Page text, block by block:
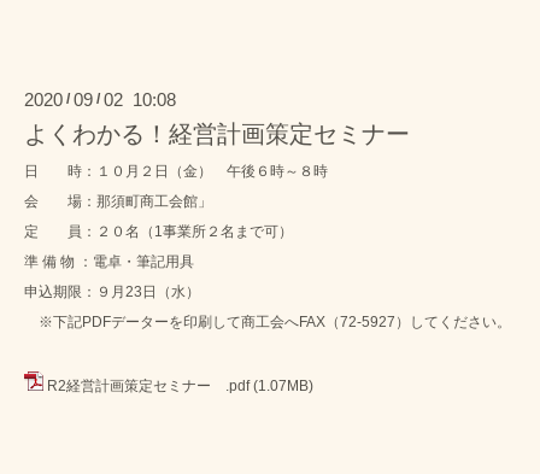
2020 / 09 / 02 10:08
よくわかる！経営計画策定セミナー
日 時：１０月２日（金） 午後６時～８時
会 場：那須町商工会館」
定 員：２０名（1事業所２名まで可）
準 備 物 ：電卓・筆記用具
申込期限：９月23日（水）
※下記PDFデーターを印刷して商工会へFAX（72-5927）してください。
R2経営計画策定セミナー .pdf (1.07MB)